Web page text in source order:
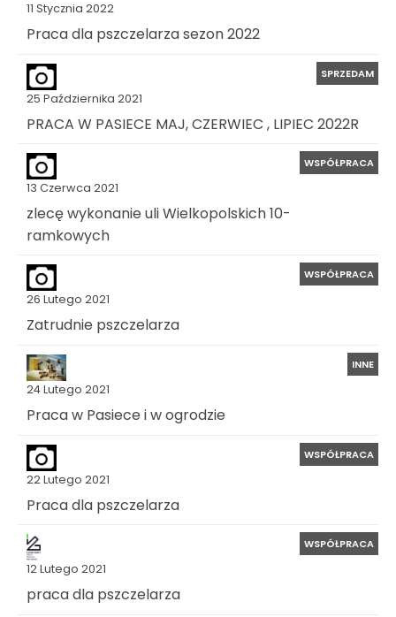
11 Stycznia 2022
Praca dla pszczelarza sezon 2022
25 Października 2021
SPRZEDAM
PRACA W PASIECE MAJ, CZERWIEC , LIPIEC 2022R
13 Czerwca 2021
WSPÓŁPRACA
zlecę wykonanie uli Wielkopolskich 10-
ramkowych
26 Lutego 2021
WSPÓŁPRACA
Zatrudnie pszczelarza
24 Lutego 2021
INNE
Praca w Pasiece i w ogrodzie
22 Lutego 2021
WSPÓŁPRACA
Praca dla pszczelarza
12 Lutego 2021
WSPÓŁPRACA
praca dla pszczelarza